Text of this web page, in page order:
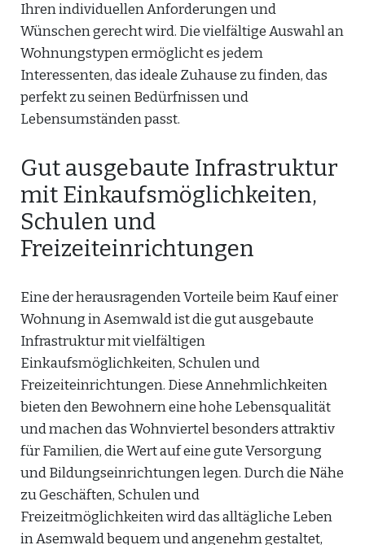
Ihren individuellen Anforderungen und
Wünschen gerecht wird. Die vielfältige Auswahl an
Wohnungstypen ermöglicht es jedem
Interessenten, das ideale Zuhause zu finden, das
perfekt zu seinen Bedürfnissen und
Lebensumständen passt.
Gut ausgebaute Infrastruktur
mit Einkaufsmöglichkeiten,
Schulen und
Freizeiteinrichtungen
Eine der herausragenden Vorteile beim Kauf einer
Wohnung in Asemwald ist die gut ausgebaute
Infrastruktur mit vielfältigen
Einkaufsmöglichkeiten, Schulen und
Freizeiteinrichtungen. Diese Annehmlichkeiten
bieten den Bewohnern eine hohe Lebensqualität
und machen das Wohnviertel besonders attraktiv
für Familien, die Wert auf eine gute Versorgung
und Bildungseinrichtungen legen. Durch die Nähe
zu Geschäften, Schulen und
Freizeitmöglichkeiten wird das alltägliche Leben
in Asemwald bequem und angenehm gestaltet,